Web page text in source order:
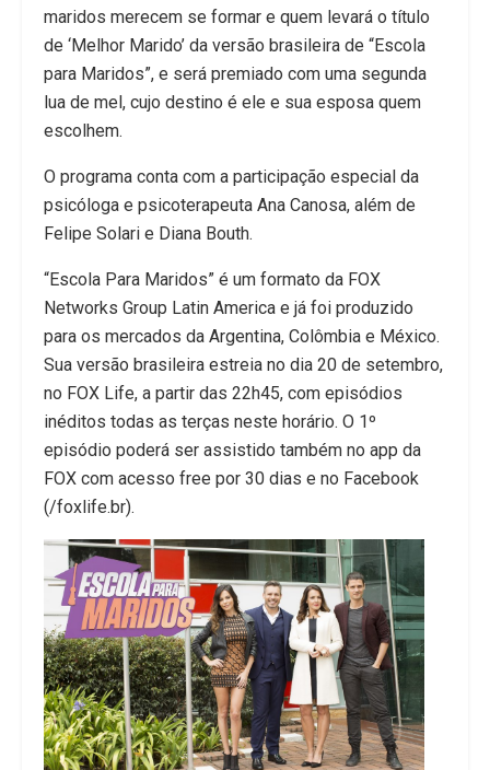
maridos merecem se formar e quem levará o título
de ‘Melhor Marido’ da versão brasileira de “Escola
para Maridos”, e será premiado com uma segunda
lua de mel, cujo destino é ele e sua esposa quem
escolhem.
O programa conta com a participação especial da
psicóloga e psicoterapeuta Ana Canosa, além de
Felipe Solari e Diana Bouth.
“Escola Para Maridos” é um formato da FOX
Networks Group Latin America e já foi produzido
para os mercados da Argentina, Colômbia e México.
Sua versão brasileira estreia no dia 20 de setembro,
no FOX Life, a partir das 22h45, com episódios
inéditos todas as terças neste horário. O 1º
episódio poderá ser assistido também no app da
FOX com acesso free por 30 dias e no Facebook
(/foxlife.br).